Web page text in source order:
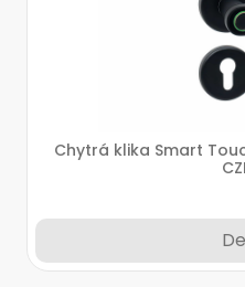
Chytrá klika Smart